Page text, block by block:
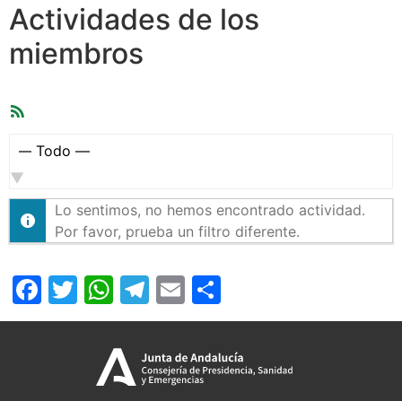
Actividades de los
miembros
Mostrar:
Lo sentimos, no hemos encontrado actividad.
Por favor, prueba un filtro diferente.
Facebook
Twitter
WhatsApp
Telegram
Email